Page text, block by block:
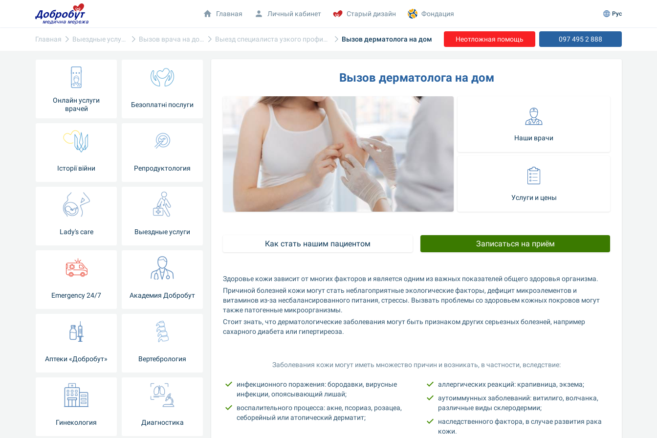
Главная Выездные услуги Вызов врача на дом Выезд специалиста узкого профиля Вызов дерматолога на дом Неотложная помощь 097 495 2 888
Онлайн услуги
врачей
Безоплатні послуги
Iсторії війни Репродуктология
Lady's care Выездные услуги
Emergency 24/7 Академия Добробут
Аптеки «Добробут» Вертебрология
Гинекология Диагностика
Вызов дерматолога на дом
Наши врачи
Услуги и цены
Записаться на приём
Здоровье кожи зависит от многих факторов и является одним из важных показателей общего здоровья организма.
Причиной болезней кожи могут стать неблагоприятные экологические факторы, дефицит микроэлементов и
витаминов из-за несбалансированного питания, стрессы. Вызвать проблемы со здоровьем кожных покровов могут
также патогенные микроорганизмы.
Стоит знать, что дерматологические заболевания могут быть признаком других серьезных болезней, например
сахарного диабета или гипертиреоза.
Заболевания кожи могут иметь множество причин и возникать, в частности, вследствие:
инфекционного поражения: бородавки, вирусные
инфекции, опоясывающий лишай;
воспалительного процесса: акне, псориаз, розацеа,
себорейный или атопический дерматит;
аллергических реакций: крапивница, экзема;
аутоиммунных заболеваний: витилиго, волчанка,
различные виды склеродермии;
наследственного фактора, в случае развития рака
кожи.
Главная Личный кабинет Старый дизайн Фондация Рус